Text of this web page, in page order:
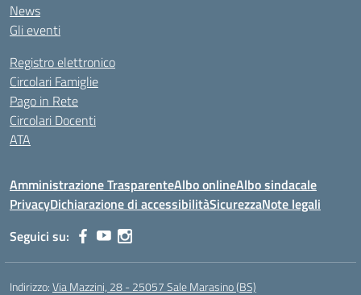
News
Gli eventi
Registro elettronico
Circolari Famiglie
Pago in Rete
Circolari Docenti
ATA
Amministrazione TrasparenteAlbo onlineAlbo sindacale
PrivacyDichiarazione di accessibilitàSicurezzaNote legali
Seguici su:
Indirizzo:Via Mazzini, 28 - 25057 Sale Marasino (BS)